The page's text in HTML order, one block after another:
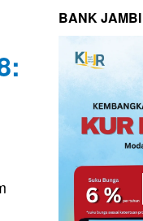
BANK JAMBI